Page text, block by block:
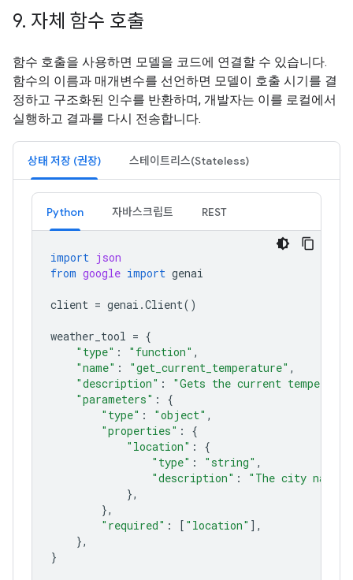
9. 자체 함수 호출
함수 호출을 사용하면 모델을 코드에 연결할 수 있습니다.
함수의 이름과 매개변수를 선언하면 모델이 호출 시기를 결
정하고 구조화된 인수를 반환하며, 개발자는 이를 로컬에서
실행하고 결과를 다시 전송합니다.
상태 저장 (권장) 스테이트리스(Stateless)
Python 자바스크립트 REST
import json
from google import genai
client = genai .Client()
weather_tool = {
"type" : "function" ,
"name" : "get_current_temperature" ,
"description" :
"Gets the current
"parameters" :
{
"type" : "object" ,
"properties" :
{
"location" :
{
"type" : "string" ,
"description" :
"The city name,
},
},
"required" : [ "location" ],
},
}